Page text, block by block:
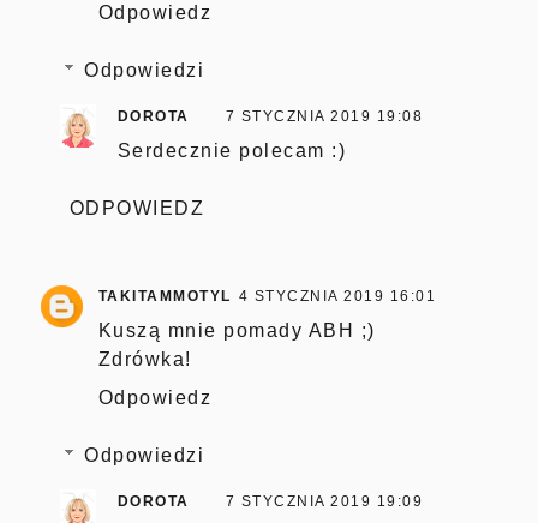
Odpowiedz
Odpowiedzi
DOROTA 7 STYCZNIA 2019 19:08
Serdecznie polecam :)
ODPOWIEDZ
TAKITAMMOTYL 4 STYCZNIA 2019 16:01
Kuszą mnie pomady ABH ;)
Zdrówka!
Odpowiedz
Odpowiedzi
DOROTA 7 STYCZNIA 2019 19:09